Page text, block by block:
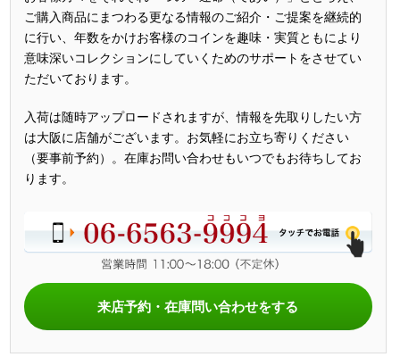
ご購入商品にまつわる更なる情報のご紹介・ご提案を継続的
に行い、年数をかけお客様のコインを趣味・実質ともにより
意味深いコレクションにしていくためのサポートをさせてい
ただいております。
入荷は随時アップロードされますが、情報を先取りしたい方
は大阪に店舗がございます。お気軽にお立ち寄りください
（要事前予約）。在庫お問い合わせもいつでもお待ちしてお
ります。
来店予約・在庫問い合わせをする